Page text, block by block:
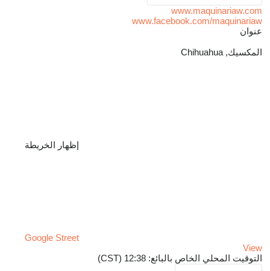
www.maquinariaw.com
www.facebook.com/maquinariaw
عنوان
المكسيك, Chihuahua
إظهار الخريطة
Google Street
View
التوقيت المحلي الخاص بالبائع: 12:38 (CST)